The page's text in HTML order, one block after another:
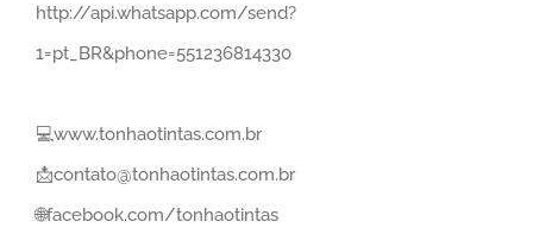
http://api.whatsapp.com/send?
1=pt_BR&phone=551236814330⠀
💻www.tonhaotintas.com.br⠀
📩contato@tonhaotintas.com.br⠀
🌐facebook.com/tonhaotintas⠀